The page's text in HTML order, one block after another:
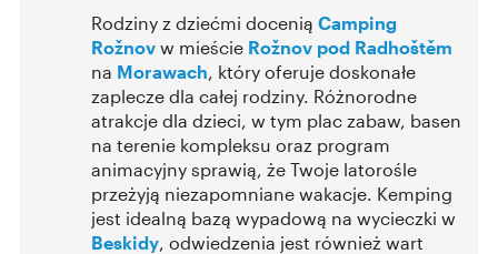
Rodziny z dziećmi docenią Camping
Rožnov w mieście Rožnov pod Radhoštěm
na Morawach , który oferuje doskonałe
zaplecze dla całej rodziny. Różnorodne
atrakcje dla dzieci, w tym plac zabaw, basen
na terenie kompleksu oraz program
animacyjny sprawią, że Twoje latorośle
przeżyją niezapomniane wakacje. Kemping
jest idealną bazą wypadową na wycieczki w
Beskidy , odwiedzenia jest również wart